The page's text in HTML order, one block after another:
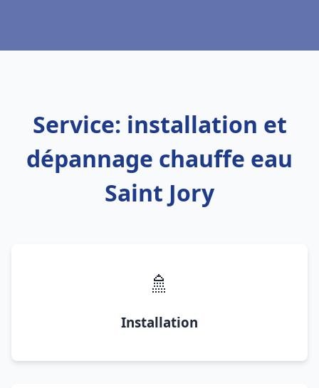
Service: installation et
dépannage chauffe eau
Saint Jory
🚿
Installation